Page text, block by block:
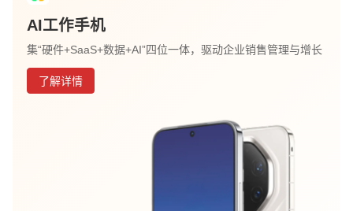
AI工作手机
集“硬件+SaaS+数据+AI”四位一体，驱动企业销售管理与增长
了解详情